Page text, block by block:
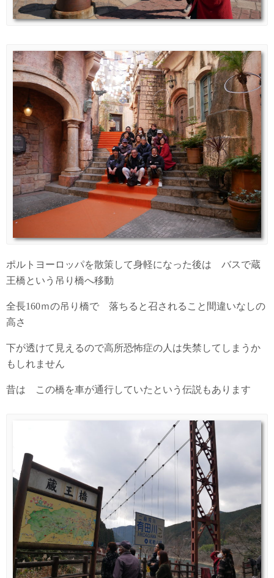
ポルトヨーロッパを散策して身軽になった後は バスで蔵
王橋という吊り橋へ移動
全長160ｍの吊り橋で 落ちると召されること間違いなしの
高さ
下が透けて見えるので高所恐怖症の人は失禁してしまうか
もしれません
昔は この橋を車が通行していたという伝説もあります